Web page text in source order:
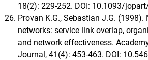
18(2): 229-252. DOI: 10.1093/
Provan K.G., Sebastian J.G.
networks: service link overlap,
and network effectiveness.
Journal, 41(4): 453-463. DOI: